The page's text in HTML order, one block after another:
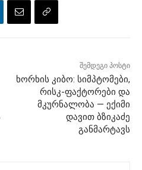
შემდეგი პოსტი
ხორხის კიბო: სიმპტომები,
რისკ-ფაქტორები და
მკურნალობა — ექიმი
დავით ბზიკაძე
განმარტავს